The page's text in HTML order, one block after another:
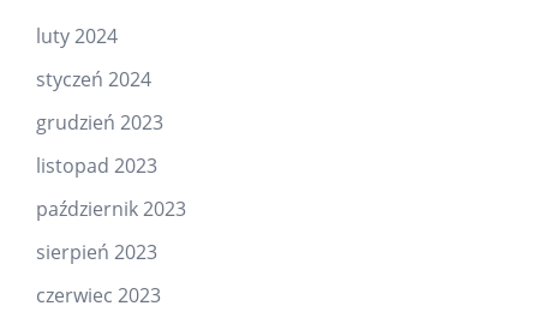
luty 2024
styczeń 2024
grudzień 2023
listopad 2023
październik 2023
sierpień 2023
czerwiec 2023